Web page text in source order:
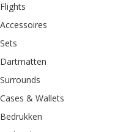
Flights
Accessoires
Sets
Dartmatten
Surrounds
Cases & Wallets
Bedrukken